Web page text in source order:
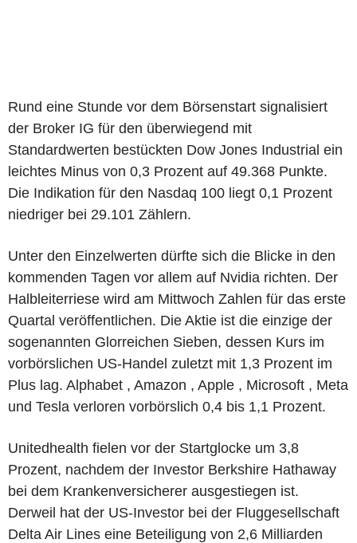
Rund eine Stunde vor dem Börsenstart signalisiert
der Broker IG für den überwiegend mit
Standardwerten bestückten Dow Jones Industrial ein
leichtes Minus von 0,3 Prozent auf 49.368 Punkte.
Die Indikation für den Nasdaq 100 liegt 0,1 Prozent
niedriger bei 29.101 Zählern.
Unter den Einzelwerten dürfte sich die Blicke in den
kommenden Tagen vor allem auf Nvidia richten. Der
Halbleiterriese wird am Mittwoch Zahlen für das erste
Quartal veröffentlichen. Die Aktie ist die einzige der
sogenannten Glorreichen Sieben, dessen Kurs im
vorbörslichen US-Handel zuletzt mit 1,3 Prozent im
Plus lag. Alphabet , Amazon , Apple , Microsoft , Meta
und Tesla verloren vorbörslich 0,4 bis 1,1 Prozent.
Unitedhealth fielen vor der Startglocke um 3,8
Prozent, nachdem der Investor Berkshire Hathaway
bei dem Krankenversicherer ausgestiegen ist.
Derweil hat der US-Investor bei der Fluggesellschaft
Delta Air Lines eine Beteiligung von 2,6 Milliarden